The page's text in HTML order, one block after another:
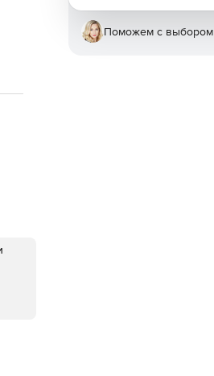
Поможем с выбором